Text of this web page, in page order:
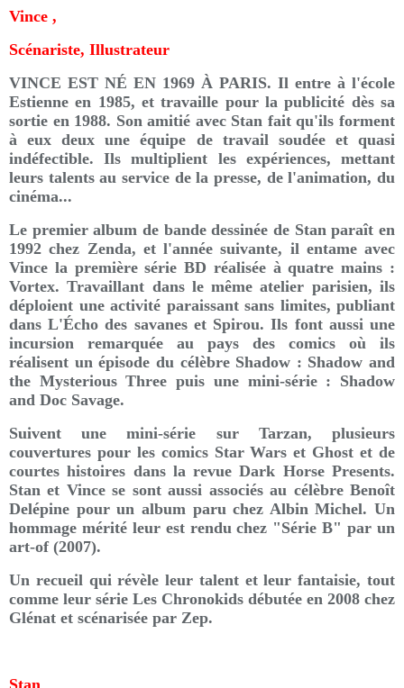
Vince ,
Scénariste, Illustrateur
VINCE EST NÉ EN 1969 À PARIS. Il entre à l'école
Estienne en 1985, et travaille pour la publicité dès sa
sortie en 1988. Son amitié avec Stan fait qu'ils forment
à eux deux une équipe de travail soudée et quasi
indéfectible. Ils multiplient les expériences, mettant
leurs talents au service de la presse, de l'animation, du
cinéma...
Le premier album de bande dessinée de Stan paraît en
1992 chez Zenda, et l'année suivante, il entame avec
Vince la première série BD réalisée à quatre mains :
Vortex. Travaillant dans le même atelier parisien, ils
déploient une activité paraissant sans limites, publiant
dans L'Écho des savanes et Spirou. Ils font aussi une
incursion remarquée au pays des comics où ils
réalisent un épisode du célèbre Shadow : Shadow and
the Mysterious Three puis une mini-série : Shadow
and Doc Savage.
Suivent une mini-série sur Tarzan, plusieurs
couvertures pour les comics Star Wars et Ghost et de
courtes histoires dans la revue Dark Horse Presents.
Stan et Vince se sont aussi associés au célèbre Benoît
Delépine pour un album paru chez Albin Michel. Un
hommage mérité leur est rendu chez "Série B" par un
art-of (2007).
Un recueil qui révèle leur talent et leur fantaisie, tout
comme leur série Les Chronokids débutée en 2008 chez
Glénat et scénarisée par Zep.
Stan